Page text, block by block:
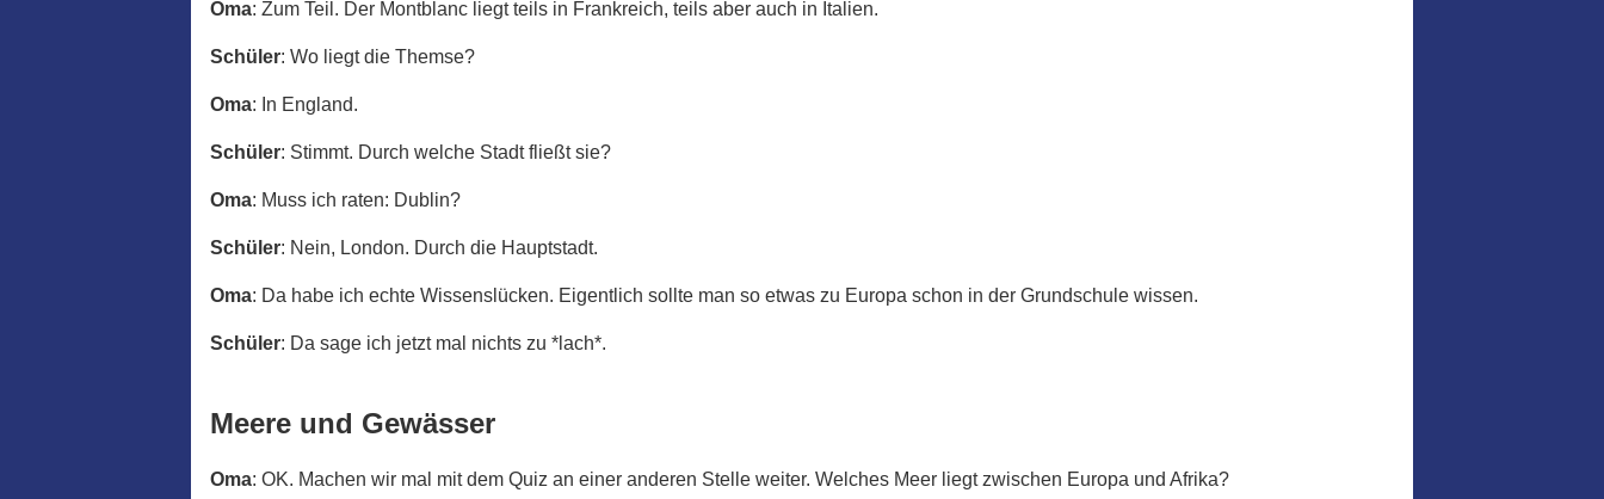
Oma: Zum Teil. Der Montblanc liegt teils in Frankreich, teils aber auch in Italien.
Schüler: Wo liegt die Themse?
Oma: In England.
Schüler: Stimmt. Durch welche Stadt fließt sie?
Oma: Muss ich raten: Dublin?
Schüler: Nein, London. Durch die Hauptstadt.
Oma: Da habe ich echte Wissenslücken. Eigentlich sollte man so etwas zu Europa schon in der Grundschule wissen.
Schüler: Da sage ich jetzt mal nichts zu *lach*.
Meere und Gewässer
Oma: OK. Machen wir mal mit dem Quiz an einer anderen Stelle weiter. Welches Meer liegt zwischen Europa und Afrika?